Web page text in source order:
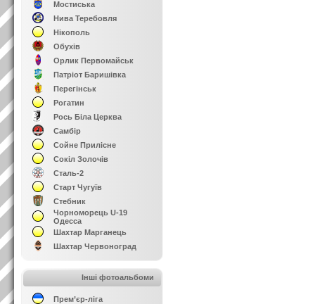
Мостиська
Нива Теребовля
Нікополь
Обухів
Орлик Первомайськ
Патріот Баришівка
Перегінськ
Рогатин
Рось Біла Церква
Самбір
Сойне Прилісне
Сокіл Золочів
Сталь-2
Старт Чугуїв
Стебник
Чорноморець U-19
Одесса
Шахтар Марганець
Шахтар Червоноград
Інші фотоальбоми
Прем’єр-ліга